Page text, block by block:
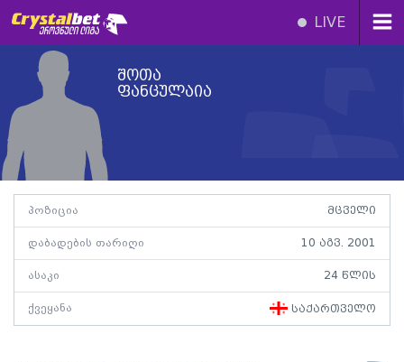
LIVE
შოთა
ფანცულაია
პოზიცია მცველი
დაბადების თარიღი 10 აგვ. 2001
ასაკი 24 წლის
ქვეყანა საქართველო